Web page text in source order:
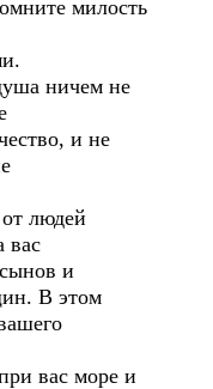
милость
ничем не
и не
людей
вас
и
В этом
вас море и